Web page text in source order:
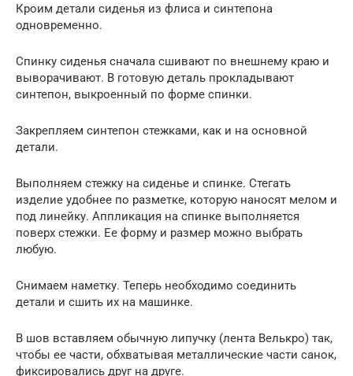
Кроим детали сиденья из флиса и синтепона
одновременно.
Спинку сиденья сначала сшивают по внешнему краю и
выворачивают. В готовую деталь прокладывают
синтепон, выкроенный по форме спинки.
Закрепляем синтепон стежками, как и на основной
детали.
Выполняем стежку на сиденье и спинке. Стегать
изделие удобнее по разметке, которую наносят мелом и
под линейку. Аппликация на спинке выполняется
поверх стежки. Ее форму и размер можно выбрать
любую.
Снимаем наметку. Теперь необходимо соединить
детали и сшить их на машинке.
В шов вставляем обычную липучку (лента Велькро) так,
чтобы ее части, обхватывая металлические части санок,
фиксировались друг на друге.